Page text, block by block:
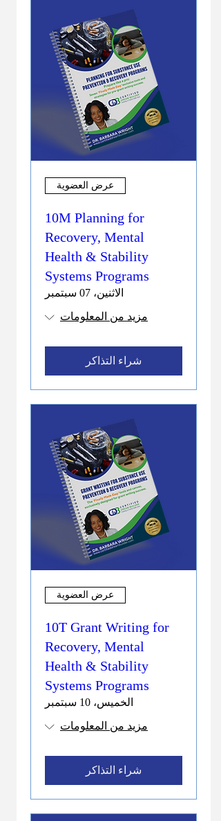
عرض العضوية
10M Planning for
Recovery, Mental
Health & Stability
Systems Programs
الاثنين، 07 سبتمبر
مزيد من المعلومات
شراء التذاكر
عرض العضوية
10T Grant Writing for
Recovery, Mental
Health & Stability
Systems Programs
الخميس، 10 سبتمبر
مزيد من المعلومات
شراء التذاكر